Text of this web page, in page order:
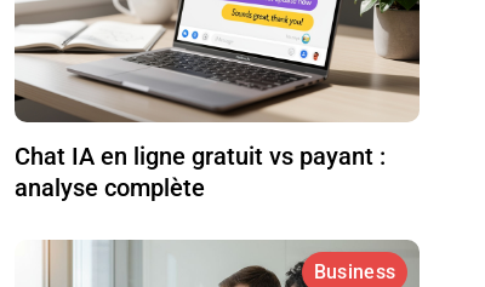
Chat IA en ligne gratuit vs payant :
analyse complète
Business